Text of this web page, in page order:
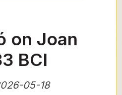
on Joan
BCI
05-18